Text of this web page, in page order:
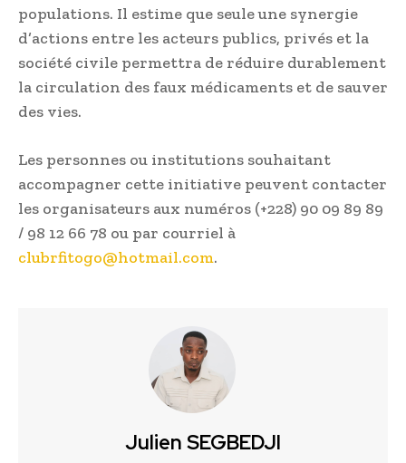
populations. Il estime que seule une synergie
d’actions entre les acteurs publics, privés et la
société civile permettra de réduire durablement
la circulation des faux médicaments et de sauver
des vies.
Les personnes ou institutions souhaitant
accompagner cette initiative peuvent contacter
les organisateurs aux numéros (+228) 90 09 89 89
/ 98 12 66 78 ou par courriel à
moc.liamtoh
@ogotifrbulc .
Julien SEGBEDJI